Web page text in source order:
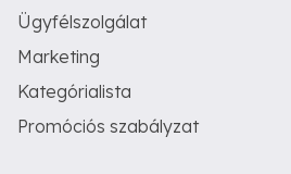
Ügyfélszolgálat
Marketing
Kategórialista
Promóciós szabályzat